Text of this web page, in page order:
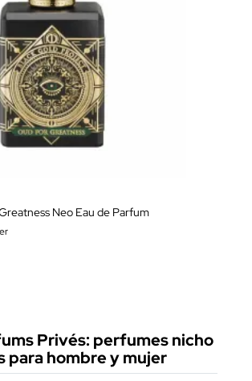
Neo Eau de Parfum
Privés: perfumes nicho
para hombre y mujer